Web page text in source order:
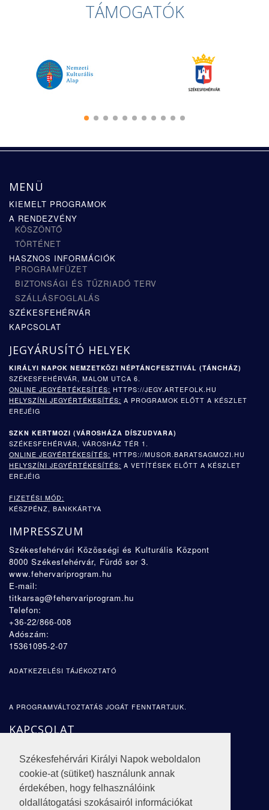
Székesfehérvári Királyi Napok weboldalon
cookie-at (sütiket) használunk annak
érdekében, hogy felhasználóink
oldallátogatási szokásairól információkat
TÁMOGATÓK
MENÜ
KIEMELT PROGRAMOK
A RENDEZVÉNY
KÖSZÖNTŐ
TÖRTÉNET
HASZNOS INFORMÁCIÓK
PROGRAMFÜZET
BIZTONSÁGI ÉS TŰZRIADÓ TERV
SZÁLLÁSFOGLALÁS
SZÉKESFEHÉRVÁR
KAPCSOLAT
JEGYÁRUSÍTÓ HELYEK
KIRÁLYI NAPOK NEMZETKÖZI NÉPTÁNCFESZTIVÁL (TÁNCHÁZ)
SZÉKESFEHÉRVÁR, MALOM UTCA 6.
ONLINE JEGYÉRTÉKESÍTÉS: HTTPS://JEGY.ARTEFOLK.HU
HELYSZÍNI JEGYÉRTÉKESÍTÉS: A PROGRAMOK ELŐTT A KÉSZLET
EREJÉIG
SZKN KERTMOZI (VÁROSHÁZA DÍSZUDVARA)
SZÉKESFEHÉRVÁR, VÁROSHÁZ TÉR 1.
ONLINE JEGYÉRTÉKESÍTÉS: HTTPS://MUSOR.BARATSAGMOZI.HU
HELYSZÍNI JEGYÉRTÉKESÍTÉS: A VETÍTÉSEK ELŐTT A KÉSZLET
EREJÉIG
FIZETÉSI MÓD:
KÉSZPÉNZ, BANKKÁRTYA
IMPRESSZUM
Székesfehérvári Közösségi és Kulturális Központ
8000 Székesfehérvár, Fürdő sor 3.
www.fehervariprogram.hu
E-mail:
titkarsag@fehervariprogram.hu
Telefon:
+36-22/866-008
Adószám:
15361095-2-07
ADATKEZELÉSI TÁJÉKOZTATÓ
A PROGRAMVÁLTOZTATÁS JOGÁT FENNTARTJUK.
KAPCSOLAT
8000 Székesfehérvár,
Fürdő sor 3
E-MAIL:
titkarsag@fehervariprogram.hu